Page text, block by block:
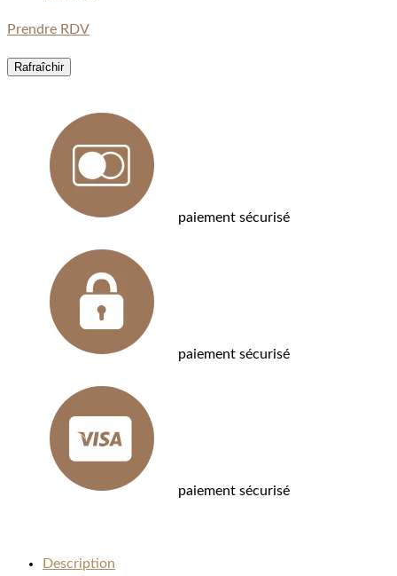
Prendre RDV
paiement sécurisé
paiement sécurisé
paiement sécurisé
Description